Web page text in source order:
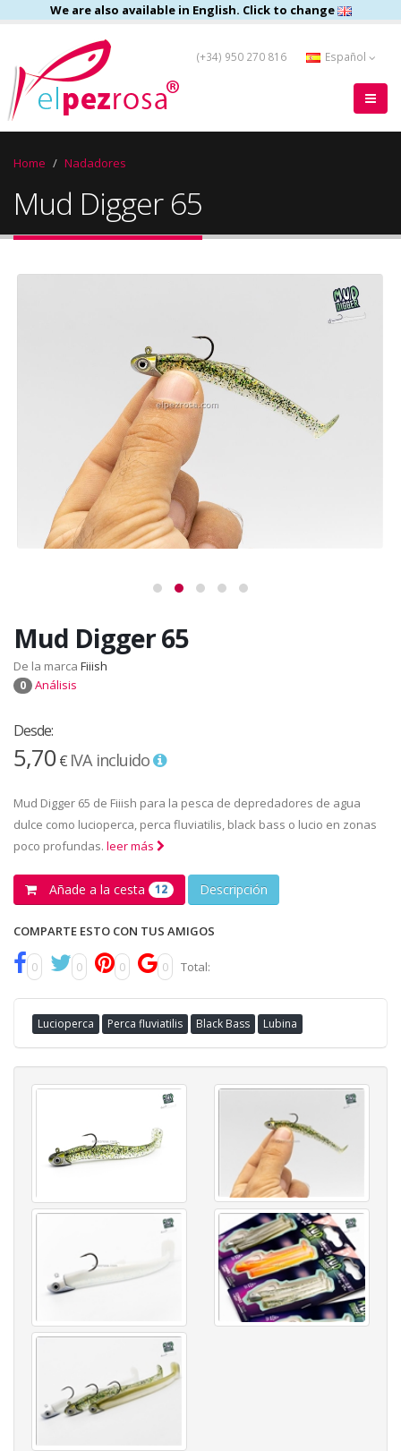
We are also available in English. Click to change
(+34) 950 270 816 Español
Home Nadadores
Mud Digger 65
Mud Digger 65
De la marca Fiiish
0 Análisis
Desde:
5,70€ IVA incluido
Mud Digger 65 de Fiiish para la pesca de depredadores de agua
dulce como lucioperca, perca fluviatilis, black bass o lucio en zonas
poco profundas. leer más
Añade a la cesta 12 Descripción
COMPARTE ESTO CON TUS AMIGOS
0 0 0 0 Total:
Lucioperca Perca fluviatilis Black Bass Lubina